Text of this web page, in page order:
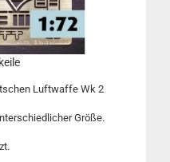
Luftwaffe Wk 2
Größe.